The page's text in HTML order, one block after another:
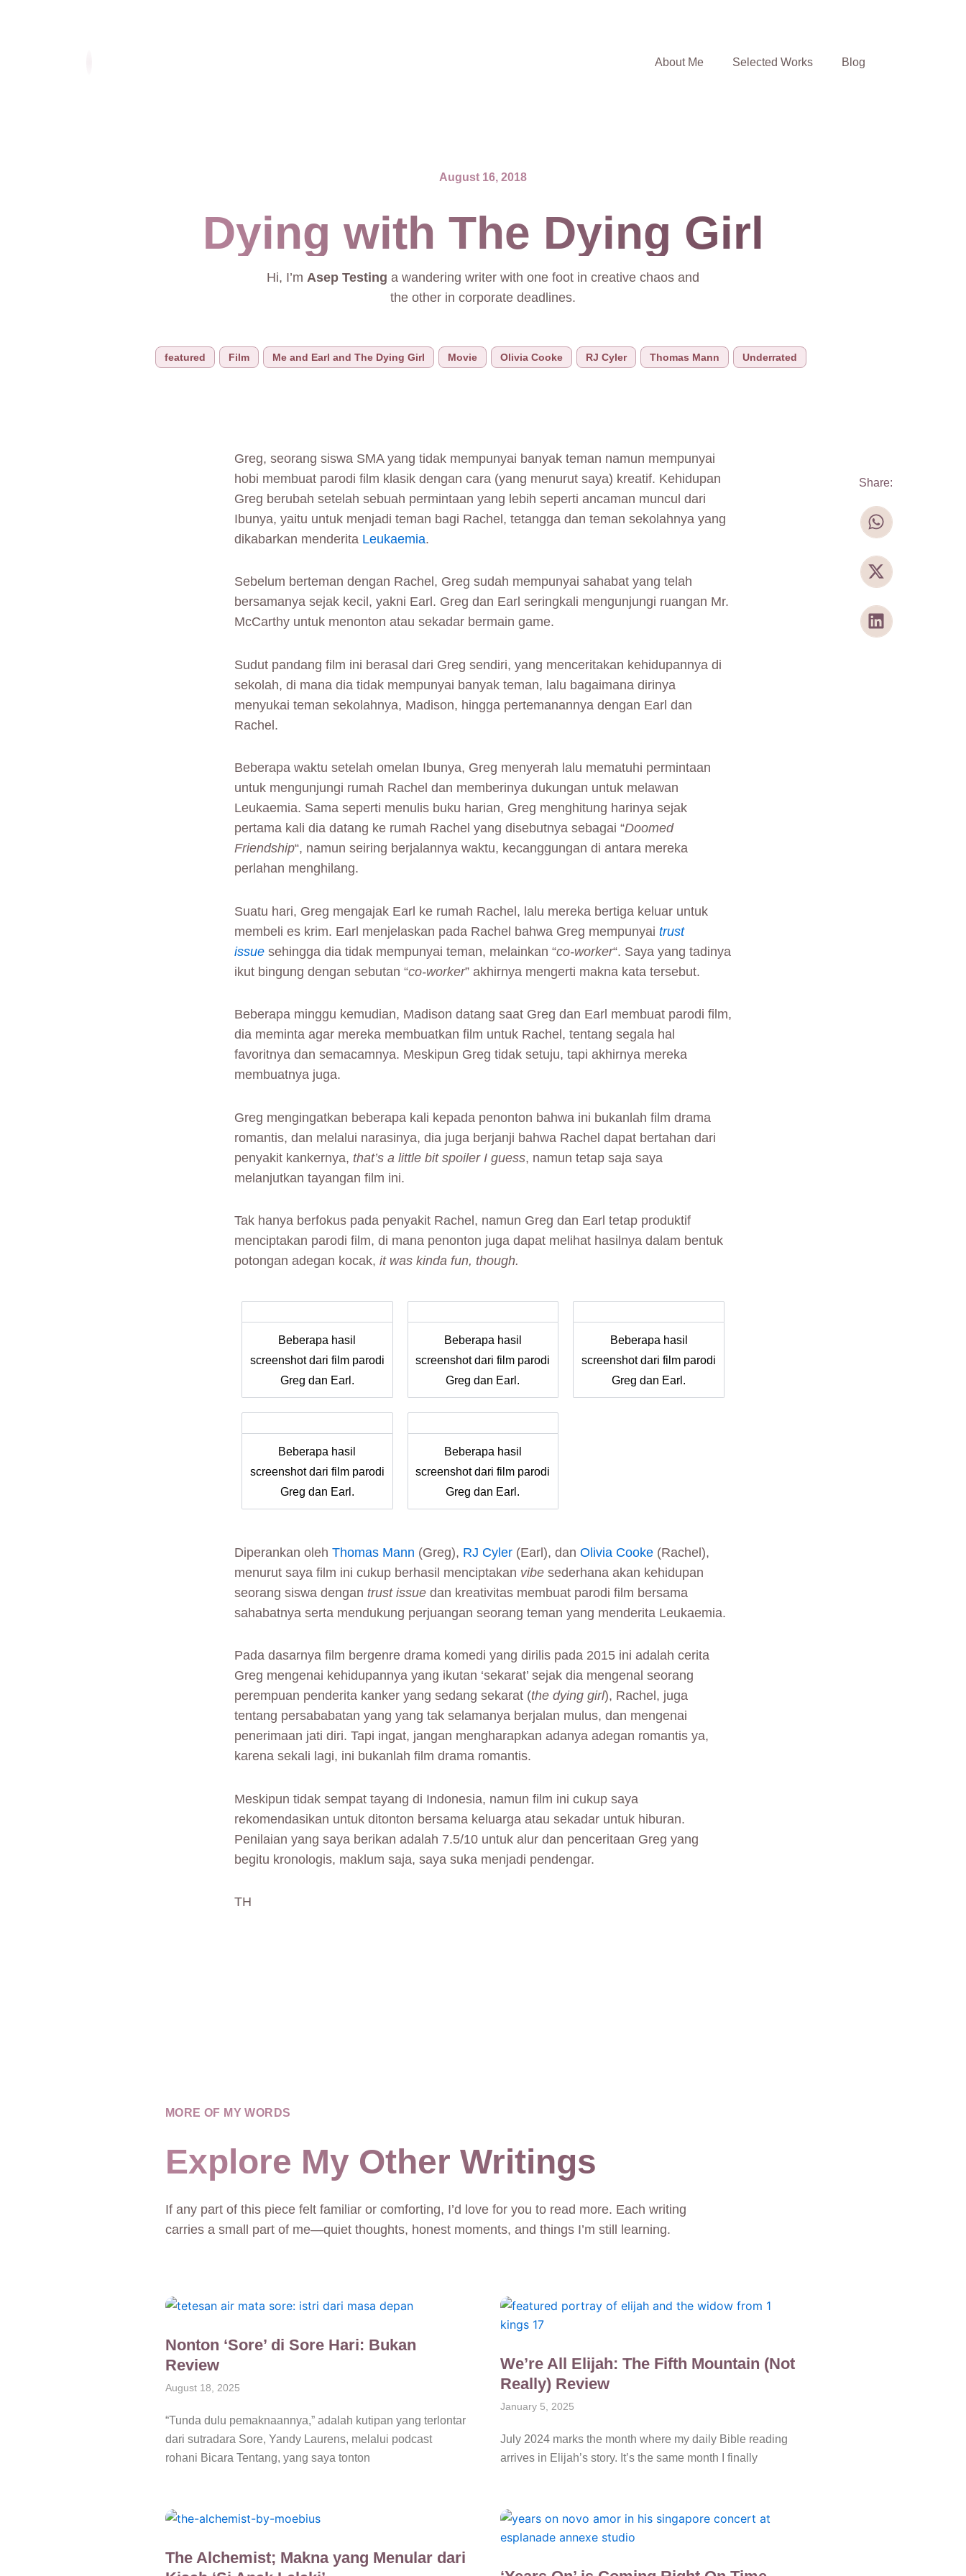
About Me Selected Works Blog
August 16, 2018
Dying with The Dying Girl
Hi, I’m Asep Testing a wandering writer with one foot in creative chaos and
the other in corporate deadlines.
featured Film Me and Earl and The Dying Girl Movie Olivia Cooke RJ Cyler Thomas Mann Underrated
Greg, seorang siswa SMA yang tidak mempunyai banyak teman namun mempunyai
hobi membuat parodi film klasik dengan cara (yang menurut saya) kreatif. Kehidupan
Greg berubah setelah sebuah permintaan yang lebih seperti ancaman muncul dari
Ibunya, yaitu untuk menjadi teman bagi Rachel, tetangga dan teman sekolahnya yang
dikabarkan menderita Leukaemia.
Sebelum berteman dengan Rachel, Greg sudah mempunyai sahabat yang telah
bersamanya sejak kecil, yakni Earl. Greg dan Earl seringkali mengunjungi ruangan Mr.
McCarthy untuk menonton atau sekadar bermain game.
Sudut pandang film ini berasal dari Greg sendiri, yang menceritakan kehidupannya di
sekolah, di mana dia tidak mempunyai banyak teman, lalu bagaimana dirinya
menyukai teman sekolahnya, Madison, hingga pertemanannya dengan Earl dan
Rachel.
Beberapa waktu setelah omelan Ibunya, Greg menyerah lalu mematuhi permintaan
untuk mengunjungi rumah Rachel dan memberinya dukungan untuk melawan
Leukaemia. Sama seperti menulis buku harian, Greg menghitung harinya sejak
pertama kali dia datang ke rumah Rachel yang disebutnya sebagai “Doomed
Friendship“, namun seiring berjalannya waktu, kecanggungan di antara mereka
perlahan menghilang.
Suatu hari, Greg mengajak Earl ke rumah Rachel, lalu mereka bertiga keluar untuk
membeli es krim. Earl menjelaskan pada Rachel bahwa Greg mempunyai trust
issue sehingga dia tidak mempunyai teman, melainkan “co-worker“. Saya yang tadinya
ikut bingung dengan sebutan “co-worker” akhirnya mengerti makna kata tersebut.
Beberapa minggu kemudian, Madison datang saat Greg dan Earl membuat parodi film,
dia meminta agar mereka membuatkan film untuk Rachel, tentang segala hal
favoritnya dan semacamnya. Meskipun Greg tidak setuju, tapi akhirnya mereka
membuatnya juga.
Greg mengingatkan beberapa kali kepada penonton bahwa ini bukanlah film drama
romantis, dan melalui narasinya, dia juga berjanji bahwa Rachel dapat bertahan dari
penyakit kankernya, that’s a little bit spoiler I guess, namun tetap saja saya
melanjutkan tayangan film ini.
Tak hanya berfokus pada penyakit Rachel, namun Greg dan Earl tetap produktif
menciptakan parodi film, di mana penonton juga dapat melihat hasilnya dalam bentuk
potongan adegan kocak, it was kinda fun, though.
Beberapa hasil
screenshot dari film parodi
Greg dan Earl.
Beberapa hasil
screenshot dari film parodi
Greg dan Earl.
Beberapa hasil
screenshot dari film parodi
Greg dan Earl.
Beberapa hasil
screenshot dari film parodi
Greg dan Earl.
Beberapa hasil
screenshot dari film parodi
Greg dan Earl.
Diperankan oleh Thomas Mann (Greg), RJ Cyler (Earl), dan Olivia Cooke (Rachel),
menurut saya film ini cukup berhasil menciptakan vibe sederhana akan kehidupan
seorang siswa dengan trust issue dan kreativitas membuat parodi film bersama
sahabatnya serta mendukung perjuangan seorang teman yang menderita Leukaemia.
Pada dasarnya film bergenre drama komedi yang dirilis pada 2015 ini adalah cerita
Greg mengenai kehidupannya yang ikutan ‘sekarat’ sejak dia mengenal seorang
perempuan penderita kanker yang sedang sekarat (the dying girl), Rachel, juga
tentang persababatan yang yang tak selamanya berjalan mulus, dan mengenai
penerimaan jati diri. Tapi ingat, jangan mengharapkan adanya adegan romantis ya,
karena sekali lagi, ini bukanlah film drama romantis.
Meskipun tidak sempat tayang di Indonesia, namun film ini cukup saya
rekomendasikan untuk ditonton bersama keluarga atau sekadar untuk hiburan.
Penilaian yang saya berikan adalah 7.5/10 untuk alur dan penceritaan Greg yang
begitu kronologis, maklum saja, saya suka menjadi pendengar.
TH
Share:
MORE OF MY WORDS
Explore My Other Writings
If any part of this piece felt familiar or comforting, I’d love for you to read more. Each writing
carries a small part of me—quiet thoughts, honest moments, and things I’m still learning.
Nonton ‘Sore’ di Sore Hari: Bukan
Review
August 18, 2025
“Tunda dulu pemaknaannya,” adalah kutipan yang terlontar
dari sutradara Sore, Yandy Laurens, melalui podcast
rohani Bicara Tentang, yang saya tonton
We’re All Elijah: The Fifth Mountain (Not
Really) Review
January 5, 2025
July 2024 marks the month where my daily Bible reading
arrives in Elijah’s story. It’s the same month I finally
The Alchemist; Makna yang Menular dari